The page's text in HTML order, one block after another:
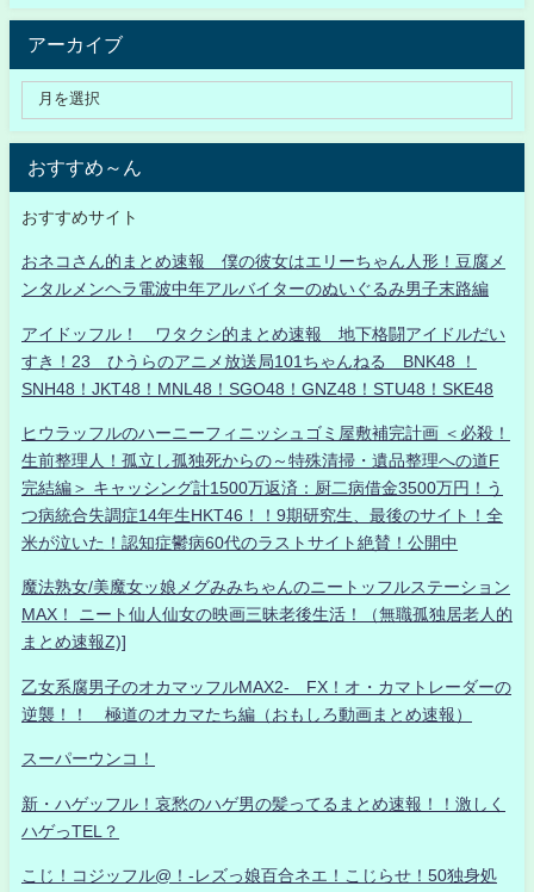
アーカイブ
おすすめ～ん
おすすめサイト
おネコさん的まとめ速報 僕の彼女はエリーちゃん人形！豆腐メ
ンタルメンヘラ電波中年アルバイターのぬいぐるみ男子末路編
アイドッフル！ ワタクシ的まとめ速報 地下格闘アイドルだい
すき！23 ひうらのアニメ放送局101ちゃんねる BNK48 ！
SNH48！JKT48！MNL48！SGO48！GNZ48！STU48！SKE48
ヒウラッフルのハーニーフィニッシュゴミ屋敷補完計画 ＜必殺！
生前整理人！孤立し孤独死からの～特殊清掃・遺品整理への道F
完結編＞ キャッシング計1500万返済：厨二病借金3500万円！う
つ病統合失調症14年生HKT46！！9期研究生、最後のサイト！全
米が泣いた！認知症鬱病60代のラストサイト絶賛！公開中
魔法熟女/美魔女ッ娘メグみみちゃんのニートッフルステーション
MAX！ ニート仙人仙女の映画三昧老後生活！（無職孤独居老人的
まとめ速報Z)]
乙女系腐男子のオカマッフルMAX2- FX！オ・カマトレーダーの
逆襲！！ 極道のオカマたち編（おもしろ動画まとめ速報）
スーパーウンコ！
新・ハゲッフル！哀愁のハゲ男の髪ってるまとめ速報！！激しく
ハゲっTEL？
こじ！コジッフル@！-レズっ娘百合ネエ！こじらせ！50独身処